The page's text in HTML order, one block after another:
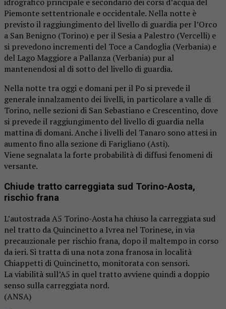
Piemonte settentrionale e occidentale. Nella notte è
previsto il raggiungimento del livello di guardia per l’Orco
a San Benigno (Torino) e per il Sesia a Palestro (Vercelli) e
si prevedono incrementi del Toce a Candoglia (Verbania) e
del Lago Maggiore a Pallanza (Verbania) pur al
mantenendosi al di sotto del livello di guardia.
Nella notte tra oggi e domani per il Po si prevede il
generale innalzamento dei livelli, in particolare a valle di
Torino, nelle sezioni di San Sebastiano e Crescentino, dove
si prevede il raggiungimento del livello di guardia nella
mattina di domani. Anche i livelli del Tanaro sono attesi in
aumento fino alla sezione di Farigliano (Asti).
Viene segnalata la forte probabilità di diffusi fenomeni di
versante.
Chiude tratto carreggiata sud Torino-Aosta,
rischio frana
L’autostrada A5 Torino-Aosta ha chiuso la carreggiata sud
nel tratto da Quincinetto a Ivrea nel Torinese, in via
precauzionale per rischio frana, dopo il maltempo in corso
da ieri. Si tratta di una nota zona franosa in località
Chiappetti di Quincinetto, monitorata con sensori.
La viabilità sull’A5 in quel tratto avviene quindi a doppio
senso sulla carreggiata nord.
(ANSA)